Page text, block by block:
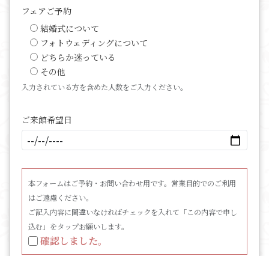
フェアご予約
結婚式について
フォトウェディングについて
どちらか迷っている
その他
入力されている方を含めた人数をご入力ください。
ご来館希望日
本フォームはご予約・お問い合わせ用です。営業目的でのご利用
はご遠慮ください。
ご記入内容に間違いなければチェックを入れて「この内容で申し
込む」をタップお願いします。
確認しました。